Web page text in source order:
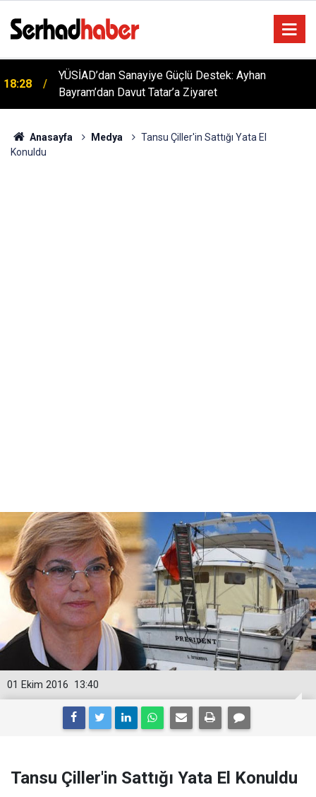
YÜSİAD’dan Sanayiye Güçlü Destek: Ayhan
Bayram’dan Davut Tatar’a Ziyaret
18:06
Kırıkkale 6. Yörük Türkmen Şenliği Büyük İlgi Gördü:
Hedef Küresel Tanıtım
Anasayfa Medya
Tansu Çiller'in Sattığı Yata El
Konuldu
13:40
01 Ekim 2016
Tansu Çiller'in Sattığı Yata El Konuldu